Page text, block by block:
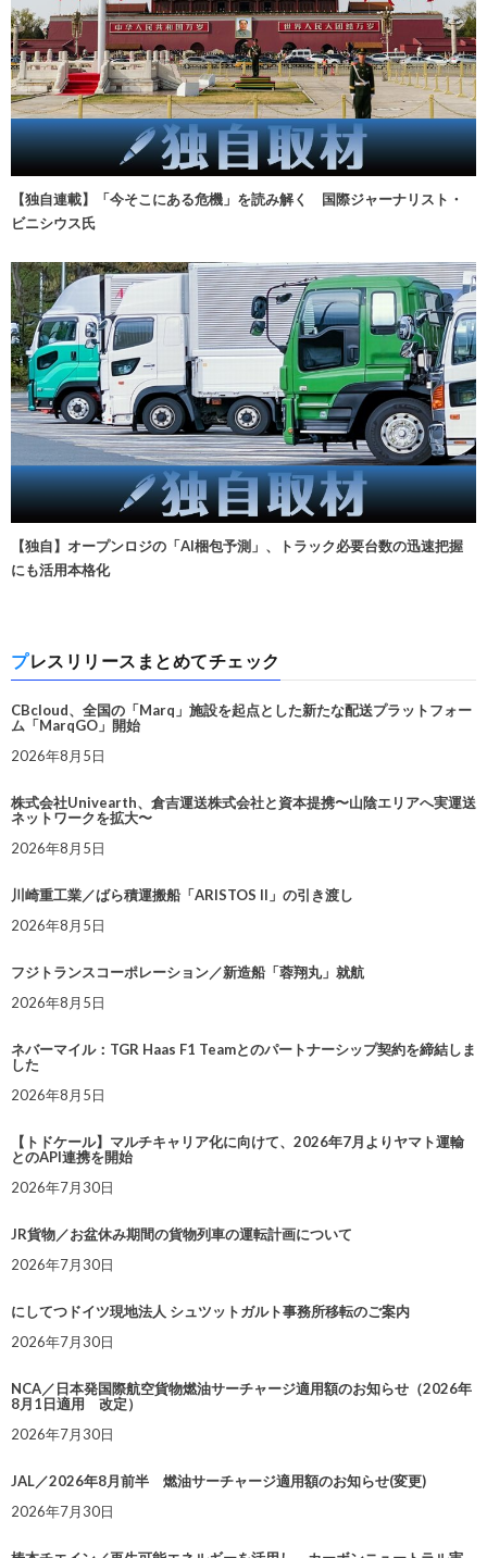
【独自連載】「今そこにある危機」を読み解く 国際ジャーナリスト・
ビニシウス氏
【独自】オープンロジの「AI梱包予測」、トラック必要台数の迅速把握
にも活用本格化
プレスリリースまとめてチェック
CBcloud、全国の「Marq」施設を起点とした新たな配送プラットフォー
ム「MarqGO」開始
2026年8月5日
株式会社Univearth、倉吉運送株式会社と資本提携〜山陰エリアへ実運送
ネットワークを拡大〜
2026年8月5日
川崎重工業／ばら積運搬船「ARISTOS II」の引き渡し
2026年8月5日
フジトランスコーポレーション／新造船「蓉翔丸」就航
2026年8月5日
ネバーマイル：TGR Haas F1 Teamとのパートナーシップ契約を締結しま
した
2026年8月5日
【トドケール】マルチキャリア化に向けて、2026年7月よりヤマト運輸
とのAPI連携を開始
2026年7月30日
JR貨物／お盆休み期間の貨物列車の運転計画について
2026年7月30日
にしてつドイツ現地法人 シュツットガルト事務所移転のご案内
2026年7月30日
NCA／日本発国際航空貨物燃油サーチャージ適用額のお知らせ（2026年
8月1日適用 改定）
2026年7月30日
JAL／2026年8月前半 燃油サーチャージ適用額のお知らせ(変更)
2026年7月30日